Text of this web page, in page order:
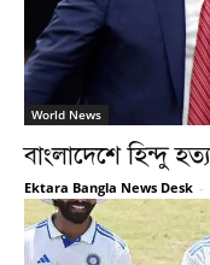
World News
বাংলাদেশে হিন্দু
Ektara Bangla News Desk -